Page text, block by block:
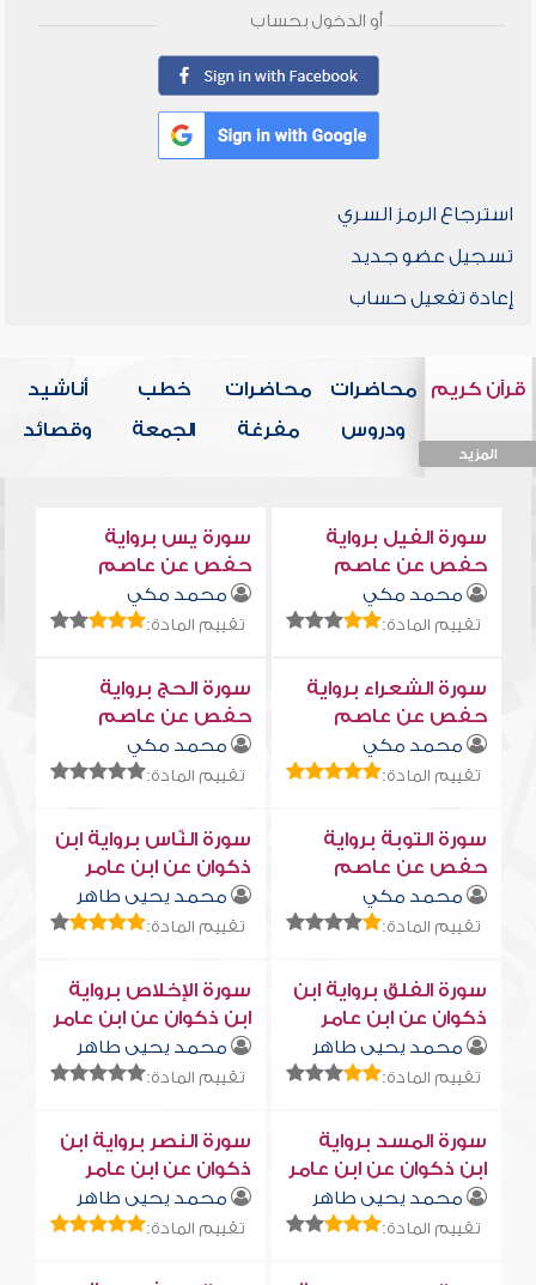
أو الدخول بحساب
استرجاع الرمز السري
تسجيل عضو جديد
إعادة تفعيل حساب
قرآن كريم
المزيد
محاضرات
ودروس
محاضرات
مفرغة
خطب
الجمعة
أناشيد
وقصائد
سورة الفيل برواية
حفص عن عاصم
محمد مكي
تقييم المادة:
سورة يس برواية
حفص عن عاصم
محمد مكي
تقييم المادة:
سورة الشعراء برواية
حفص عن عاصم
محمد مكي
تقييم المادة:
سورة الحج برواية
حفص عن عاصم
محمد مكي
تقييم المادة:
سورة التوبة برواية
حفص عن عاصم
محمد مكي
تقييم المادة:
سورة النّاس برواية ابن
ذكوان عن ابن عامر
محمد يحيى طاهر
تقييم المادة:
سورة الفلق برواية ابن
ذكوان عن ابن عامر
محمد يحيى طاهر
تقييم المادة:
سورة الإخلاص برواية
ابن ذكوان عن ابن عامر
محمد يحيى طاهر
تقييم المادة:
سورة المسد برواية
ابن ذكوان عن ابن عامر
محمد يحيى طاهر
تقييم المادة:
سورة النصر برواية ابن
ذكوان عن ابن عامر
محمد يحيى طاهر
تقييم المادة: